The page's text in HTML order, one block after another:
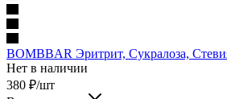
BOMBBAR Эритрит, Сукралоза,
Нет в наличии
380 ₽/шт